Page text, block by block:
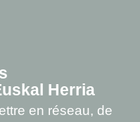
Herria
en réseau, de